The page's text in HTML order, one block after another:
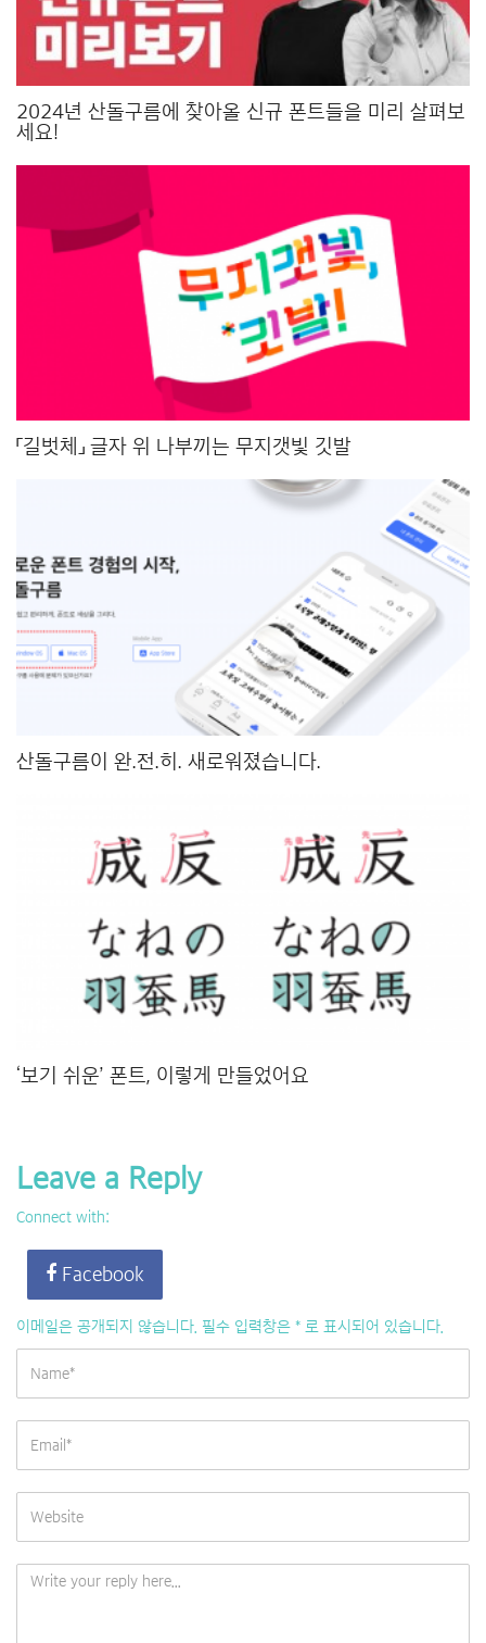
2024년 산돌구름에 찾아올 신규 폰트들을 미리 살펴보
세요!
「길벗체」 글자 위 나부끼는 무지갯빛 깃발
산돌구름이 완.전.히. 새로워졌습니다.
‘보기 쉬운’ 폰트, 이렇게 만들었어요
Leave a Reply
Connect with:
Facebook
이메일은 공개되지 않습니다. 필수 입력창은 * 로 표시되어 있습니다.